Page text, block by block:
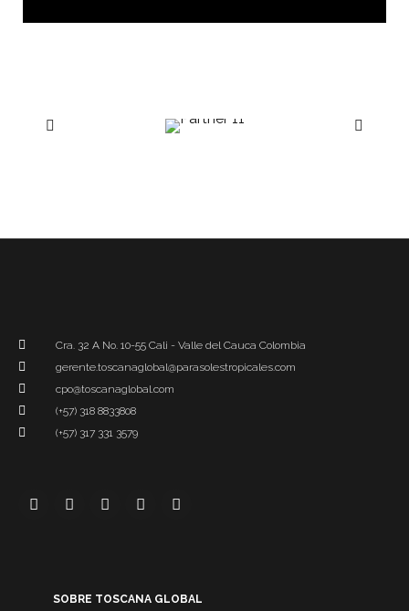
Cra. 32 A No. 10-55 Cali - Valle del Cauca Colombia
gerente.toscanaglobal@parasolestropicales.com
cpo@toscanaglobal.com
(+57) 318 8833808
(+57) 317 331 3579
SOBRE TOSCANA GLOBAL